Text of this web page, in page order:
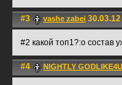
#3 vashe zabei
#2 какой топ1?:o состав
#4 NIGHTLY GODLIKE4U